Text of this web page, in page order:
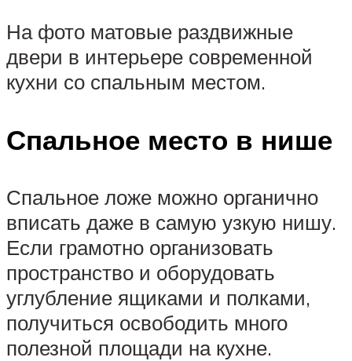
На фото матовые раздвижные
двери в интерьере современной
кухни со спальным местом.
Спальное место в нише
Спальное ложе можно органично
вписать даже в самую узкую нишу.
Если грамотно организовать
пространство и оборудовать
углубление ящиками и полками,
получиться освободить много
полезной площади на кухне.